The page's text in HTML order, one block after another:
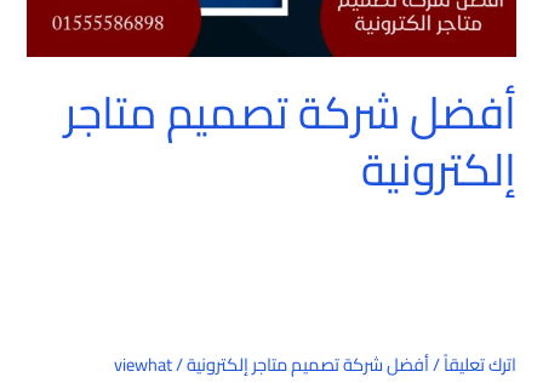
أفضل شركة تصميم متاجر
إلكترونية
اترك تعليقاً/أفضل شركة تصميم متاجر إلكترونية/
viewhat